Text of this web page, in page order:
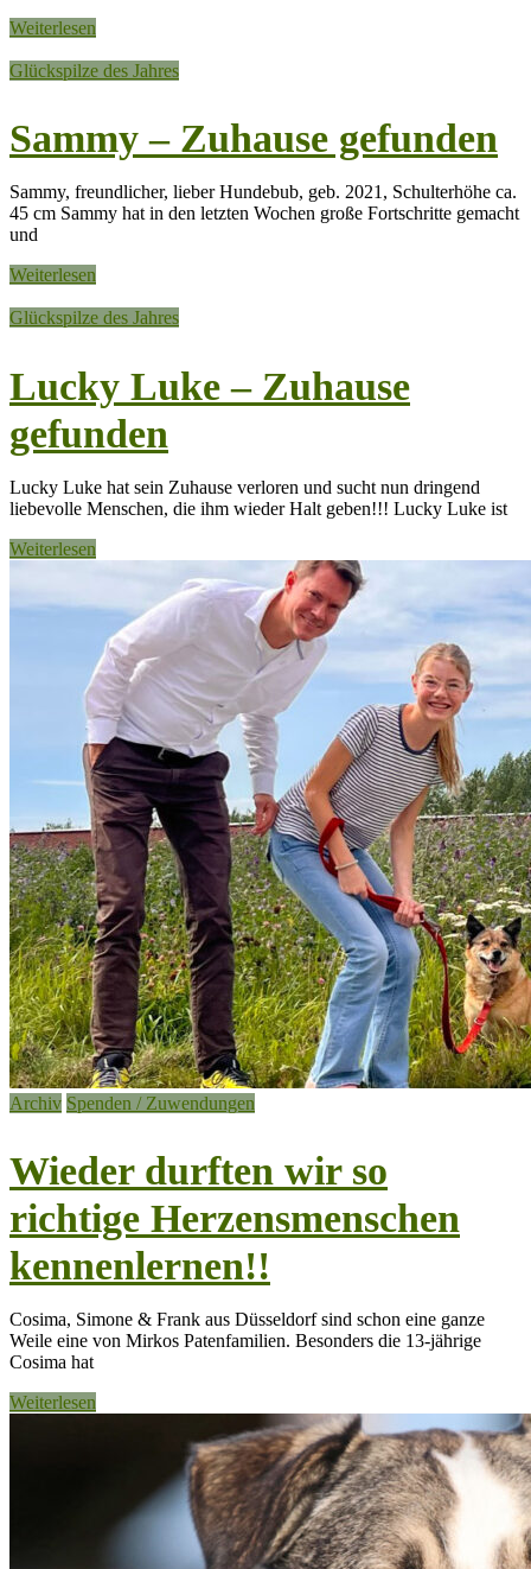
Weiterlesen
Glückspilze des Jahres
Sammy – Zuhause gefunden
Sammy, freundlicher, lieber Hundebub, geb. 2021, Schulterhöhe ca.
45 cm Sammy hat in den letzten Wochen große Fortschritte gemacht
und
Weiterlesen
Glückspilze des Jahres
Lucky Luke – Zuhause
gefunden
Lucky Luke hat sein Zuhause verloren und sucht nun dringend
liebevolle Menschen, die ihm wieder Halt geben!!! Lucky Luke ist
Weiterlesen
Archiv Spenden / Zuwendungen
Wieder durften wir so
richtige Herzensmenschen
kennenlernen!!
Cosima, Simone & Frank aus Düsseldorf sind schon eine ganze
Weile eine von Mirkos Patenfamilien. Besonders die 13-jährige
Cosima hat
Weiterlesen